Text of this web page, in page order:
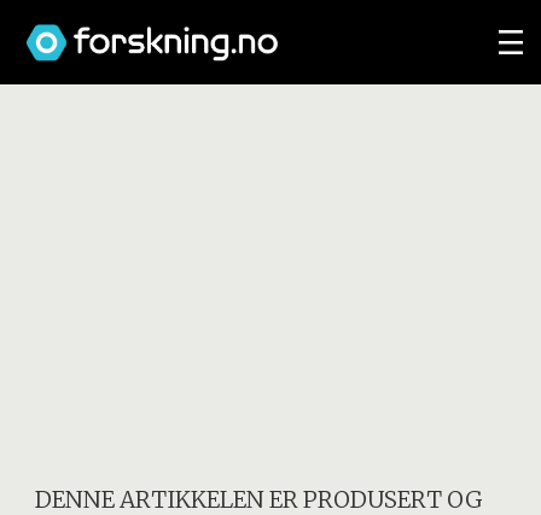
DENNE ARTIKKELEN ER PRODUSERT OG